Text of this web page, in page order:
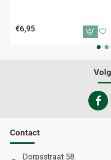
€6,95
Contact
Dorpsstraat 58